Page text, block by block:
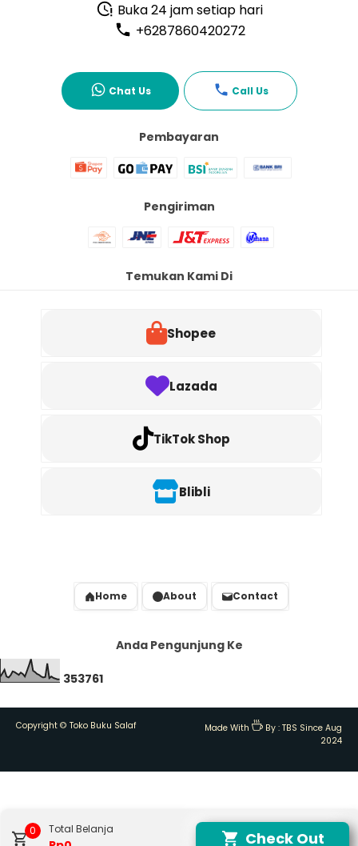
Buka 24 jam setiap hari
+6287860420272
Chat Us Call Us
Pembayaran
Pengiriman
Temukan Kami Di
Shopee
Lazada
TikTok Shop
Blibli
Home About Contact
Anda Pengunjung Ke
353761
Copyright © Toko Buku Salaf Made With By : TBS Since Aug
2024
0 Total Belanja Check Out